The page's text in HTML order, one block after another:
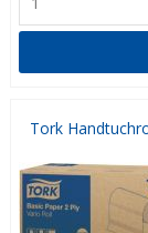
Tork